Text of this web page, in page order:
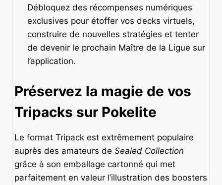
Débloquez des récompenses numériques
exclusives pour étoffer vos decks virtuels,
construire de nouvelles stratégies et tenter
de devenir le prochain Maître de la Ligue sur
l’application.
Préservez la magie de vos
Tripacks sur Pokelite
Le format Tripack est extrêmement populaire
auprès des amateurs de Sealed Collection
grâce à son emballage cartonné qui met
parfaitement en valeur l’illustration des boosters